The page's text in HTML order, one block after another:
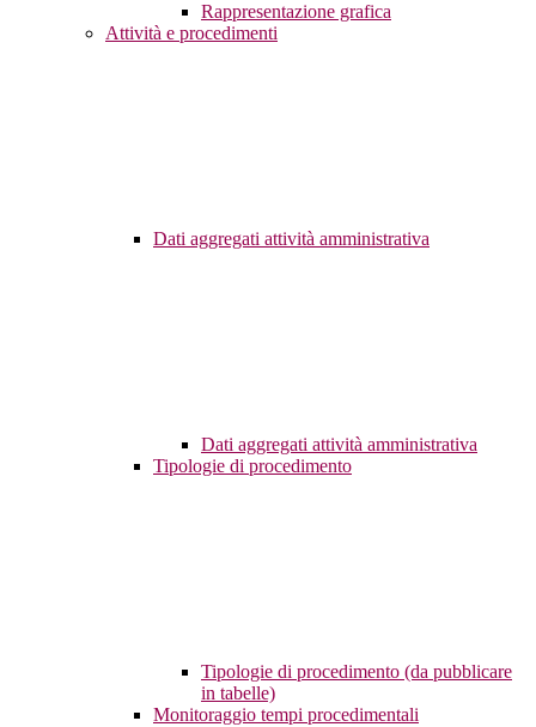
Rappresentazione grafica
Attività e procedimenti
Dati aggregati attività amministrativa
Dati aggregati attività amministrativa
Tipologie di procedimento
Tipologie di procedimento (da pubblicare
in tabelle)
Monitoraggio tempi procedimentali